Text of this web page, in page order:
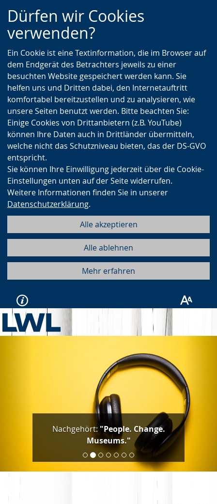
Zur
Hauptnavigation
Zur
Seitennavigation
Zum
Inhalt
Dürfen wir Cookies
verwenden?
Ein Cookie ist eine Textinformation, die im Browser auf
dem Endgerät des Betrachters jeweils zu einer
besuchten Website gespeichert werden kann. Sie
helfen uns und Dritten dabei, den Internetauftritt
komfortabel bereitzustellen und zu analysieren, wie
unsere Seiten benutzt werden. Bitte beachten Sie:
Einige Cookies von Drittanbietern (z.B. YouTube)
können Ihre Daten auch in Drittländer übermitteln,
welche nicht das Schutzniveau bieten, das der DS-GVO
entspricht.
Sie können Ihre Einwilligung jederzeit über die Cookie-
Einstellungen unten auf der Seite widerrufen.
Weitere Informationen finden Sie in unserer
Datenschutzerklärung.
Alle akzeptieren
Alle ablehnen
Mehr erfahren
Nachgehört: "People. Change.
Museums."